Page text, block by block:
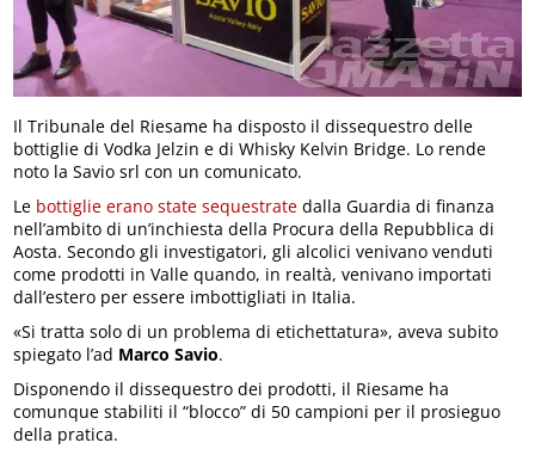
Il Tribunale del Riesame ha disposto il dissequestro delle
bottiglie di Vodka Jelzin e di Whisky Kelvin Bridge. Lo rende
noto la Savio srl con un comunicato.
Le bottiglie erano state sequestrate dalla Guardia di finanza
nell’ambito di un’inchiesta della Procura della Repubblica di
Aosta. Secondo gli investigatori, gli alcolici venivano venduti
come prodotti in Valle quando, in realtà, venivano importati
dall’estero per essere imbottigliati in Italia.
«Si tratta solo di un problema di etichettatura», aveva subito
spiegato l’ad Marco Savio.
Disponendo il dissequestro dei prodotti, il Riesame ha
comunque stabiliti il “blocco” di 50 campioni per il prosieguo
della pratica.